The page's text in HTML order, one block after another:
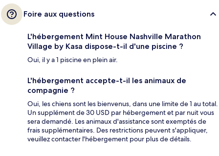
Foire aux questions
L'hébergement Mint House Nashville Marathon
Village by Kasa dispose-t-il d'une piscine ?
Oui, il y a 1 piscine en plein air.
L'hébergement accepte-t-il les animaux de
compagnie ?
Oui, les chiens sont les bienvenus, dans une limite de 1 au total.
Un supplément de 30 USD par hébergement et par nuit vous
sera demandé. Les animaux d'assistance sont exemptés de
frais supplémentaires. Des restrictions peuvent s'appliquer,
veuillez contacter l'hébergement pour plus de détails.